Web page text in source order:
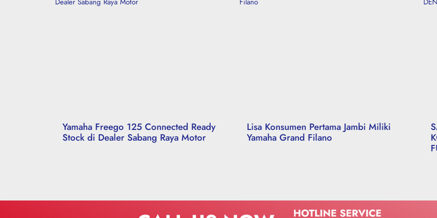
Yamaha Freego 125 Connected Ready
Stock di Dealer Sabang Raya Motor
Lisa Konsumen Pertama Jambi Miliki
Yamaha Grand Filano